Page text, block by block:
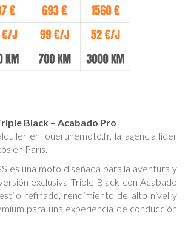
Black – Acabado Pro
en louerunemoto.fr, la agencia líder
en París.
es una moto diseñada para la aventura y
exclusiva Triple Black con Acabado
refinado, rendimiento de alto nivel y
para una experiencia de conducción